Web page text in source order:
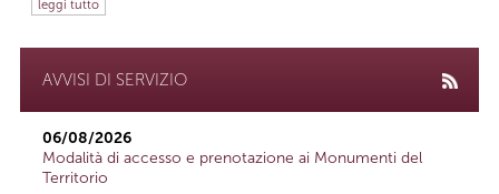
leggi tutto
AVVISI DI SERVIZIO
06/08/2026
Modalità di accesso e prenotazione ai Monumenti del
Territorio